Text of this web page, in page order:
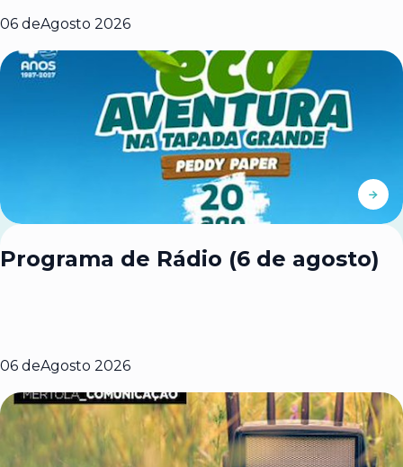
06 deAgosto 2026
Programa de Rádio (6 de agosto)
06 deAgosto 2026